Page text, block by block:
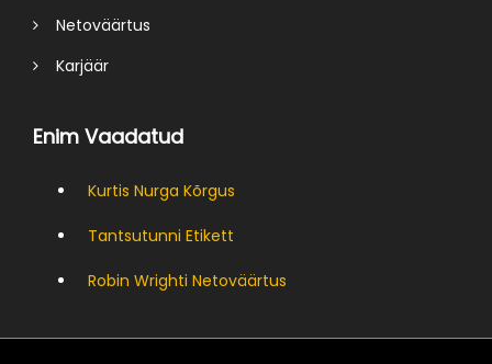
Netoväärtus
Karjäär
Enim Vaadatud
Kurtis Nurga Kõrgus
Tantsutunni Etikett
Robin Wrighti Netoväärtus